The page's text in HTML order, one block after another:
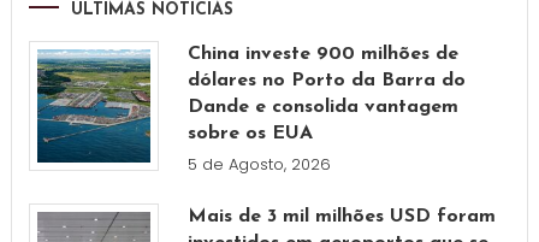
ÚLTIMAS NOTÍCIAS
China investe 900 milhões de
dólares no Porto da Barra do
Dande e consolida vantagem
sobre os EUA
5 de Agosto, 2026
Mais de 3 mil milhões USD foram